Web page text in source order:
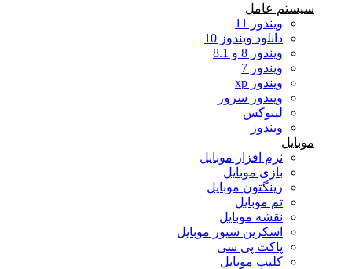
سیستم عامل
ویندوز 11
دانلود ویندوز 10
ویندوز 8 و 8.1
ویندوز 7
ویندوز xp
ویندوز سرور
لینوکس
ویندوز
موبایل
نرم افزار موبایل
بازی موبایل
رینگتون موبایل
تم موبایل
نقشه موبایل
اسکرین سیور موبایل
پاکت پی سی
کلیپ موبایل